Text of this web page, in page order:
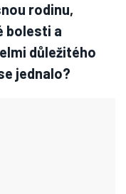
rodinu,
bolesti a
důležitého
jednalo?